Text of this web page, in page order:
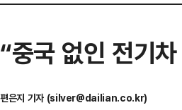
“중국 없인 전기
편은지 기자 (silver@dailian.co.kr)